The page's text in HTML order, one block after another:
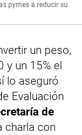
pymes a reducir su
un peso,
y un 15% el
lo aseguró
Evaluación
de
charla con